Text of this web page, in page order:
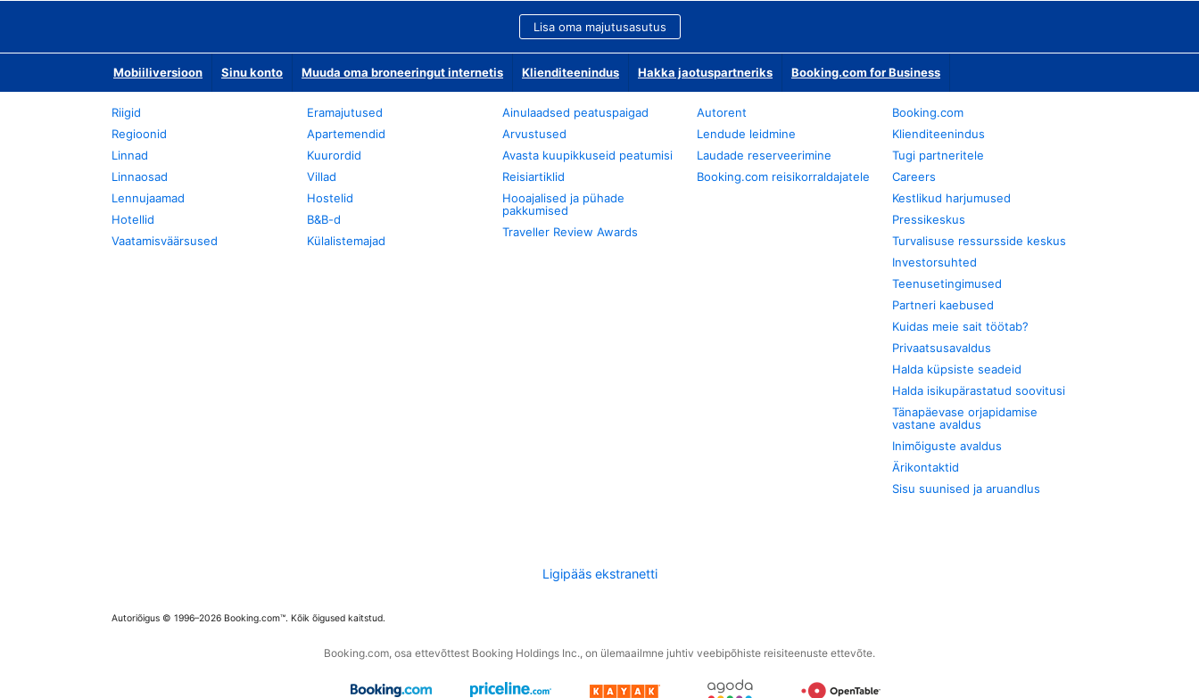
Lisa oma majutusasutus
Mobiiliversioon Sinu konto Muuda oma broneeringut internetis Klienditeenindus Hakka jaotuspartneriks Booking.com for Business
Riigid
Regioonid
Linnad
Linnaosad
Lennujaamad
Hotellid
Vaatamisväärsused
Eramajutused
Apartemendid
Kuurordid
Villad
Hostelid
B&B-d
Külalistemajad
Ainulaadsed peatuspaigad
Arvustused
Avasta kuupikkuseid peatumisi
Reisiartiklid
Hooajalised ja pühade
pakkumised
Traveller Review Awards
Autorent
Lendude leidmine
Laudade reserveerimine
Booking.com reisikorraldajatele
Booking.com
Klienditeenindus
Tugi partneritele
Careers
Kestlikud harjumused
Pressikeskus
Turvalisuse ressursside keskus
Investorsuhted
Teenusetingimused
Partneri kaebused
Kuidas meie sait töötab?
Privaatsusavaldus
Halda küpsiste seadeid
Halda isikupärastatud soovitusi
Tänapäevase orjapidamise
vastane avaldus
Inimõiguste avaldus
Ärikontaktid
Sisu suunised ja aruandlus
Ligipääs ekstranetti
Autoriõigus © 1996–2026 Booking.com™. Kõik õigused kaitstud.
Booking.com, osa ettevõttest Booking Holdings Inc., on ülemaailmne juhtiv veebipõhiste reisiteenuste ettevõte.